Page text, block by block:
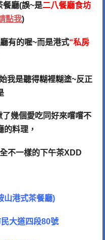
餐廳(誤~是二八餐廳食坊
點我)
有的喔~而是港式“私房
我是聽得糊裡糊塗~反正
了幾個愛吃同好來嚐嚐不
的料理，
不一樣的下午茶XDD
山港式茶餐廳)
大道四段80號